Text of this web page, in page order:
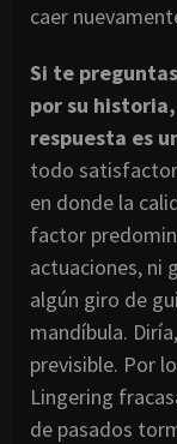
caer
Si te
por su
respuesta es
todo
en donde la
factor
actuaciones, ni
algún giro de
mandíbula.
previsible. Por
Lingering
de pasados